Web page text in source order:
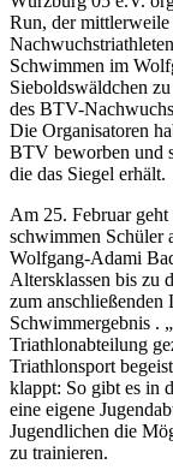
Run, der mittlerweile
Schwimmen im
Sieboldswäldchen
des BTV-
Die Organisatoren
BTV beworben und
die das Siegel erhält.
Am 25. Februar
schwimmen Schüler
Wolfgang-Adami
Altersklassen bis zu
zum anschließenden
Schwimmergebnis .
Triathlonabteilung
Triathlonsport
klappt: So gibt es in
eine eigene
Jugendlichen die
zu trainieren.